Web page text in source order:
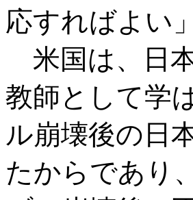
応すればよい
米国は、日
教師として学
ル崩壊後の日
たからであり